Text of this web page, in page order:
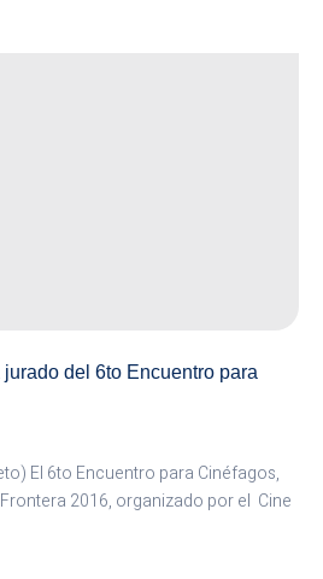
del 6to Encuentro para
El 6to Encuentro para Cinéfagos,
2016, organizado por el Cine